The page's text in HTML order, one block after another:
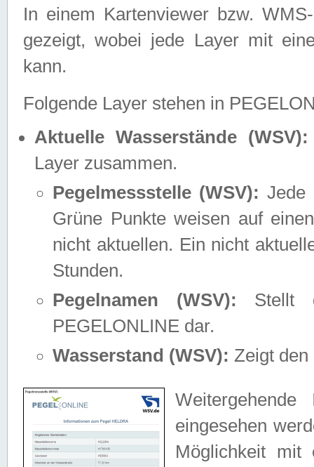
In einem Kartenviewer bzw.
gezeigt, wobei jede Layer mit
kann.
Folgende Layer stehen in
Aktuelle Wasserstände (WSV):
Layer zusammen.
Pegelmessstelle (WSV): Jede
Grüne Punkte weisen auf
nicht aktuellen. Ein nicht
Stunden.
Pegelnamen (WSV): Stellt
PEGELONLINE dar.
Wasserstand (WSV): Zeigt den
eingesehen
Möglichkeit mit